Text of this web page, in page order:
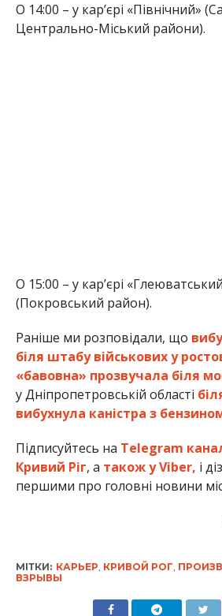
О 14:00 – у кар’єрі «Північний»
Центрально-Міський райони).
О 15:00 – у кар’єрі
(Покровський район).
Раніше ми розповідали, що
біля штабу військових у
«бавовна» прозвучала біля
у Дніпропетровській області
вибухнула каністра з
Підписуйтесь на Telegram
Кривий Ріг, а також у Viber, і
першими про головні новини
МІТКИ: КАРЬЕР, КРИВОЙ РОГ,
ВЗРЫВЫ